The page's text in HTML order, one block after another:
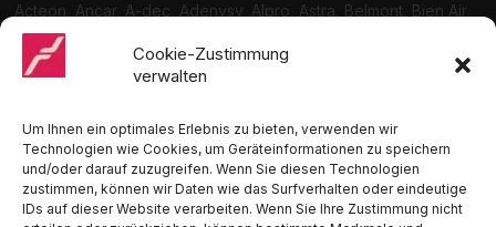
Cookie-Zustimmung
verwalten
Um Ihnen ein optimales Erlebnis zu bieten, verwenden wir
Technologien wie Cookies, um Geräteinformationen zu speichern
und/oder darauf zuzugreifen. Wenn Sie diesen Technologien
zustimmen, können wir Daten wie das Surfverhalten oder eindeutige
IDs auf dieser Website verarbeiten. Wenn Sie Ihre Zustimmung nicht
Acteon, Ancar, A-dec, Adenysy, Alpro, Astra, Belmont, Bien Air,
Cattani, Chirana, DCI, Dürr, ETI, Euronda, Faro, Gcomm, KaVo,
Medentex, Melag, Midmark, Metasys, MK-Dent, NSK, Ophardt
Hygiene, Ritter, Satelec, Scican, TKD, Velopex, u.v.m